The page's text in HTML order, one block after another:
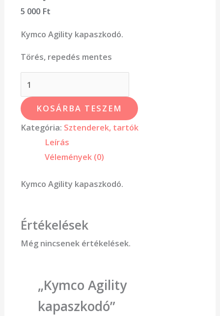
5 000 Ft
Kymco Agility kapaszkodó.
Törés, repedés mentes
KOSÁRBA TESZEM
Kategória: Sztenderek, tartók
Leírás
Vélemények (0)
Kymco Agility kapaszkodó.
Értékelések
Még nincsenek értékelések.
„Kymco Agility
kapaszkodó”